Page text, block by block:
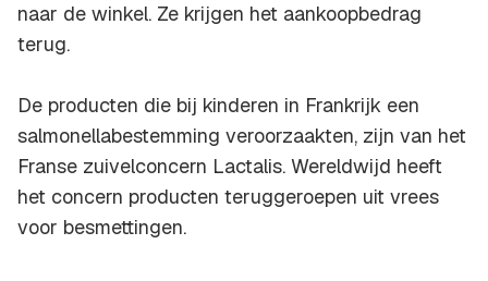
naar de winkel. Ze krijgen het aankoopbedrag
terug.
De producten die bij kinderen in Frankrijk een
salmonellabestemming veroorzaakten, zijn van het
Franse zuivelconcern Lactalis. Wereldwijd heeft
het concern producten teruggeroepen uit vrees
voor besmettingen.